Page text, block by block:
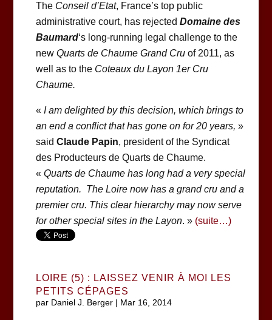
The Conseil d’Etat, France’s top public
administrative court, has rejected Domaine des
Baumard‘s long-running legal challenge to the
newQuarts de Chaume Grand Cruof 2011, as
well as to the Coteaux du Layon 1er Cru
Chaume.
« I am delighted by this decision, which brings to
an end a conflict that has gone on for 20 years, »
said Claude Papin, president of the Syndicat
des Producteurs de Quarts de Chaume.
« Quarts de Chaume has long had a very special
reputation. The Loire now has a grand cru and a
premier cru. This clear hierarchy may now serve
for other special sites in the Layon. » (suite…)
LOIRE (5) : LAISSEZ VENIR À MOI LES
PETITS CÉPAGES
par Daniel J. Berger| Mar 16, 2014